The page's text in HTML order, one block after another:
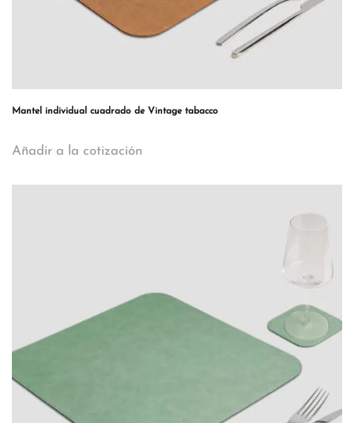
Mantel individual cuadrado de Vintage tabacco
Añadir a la cotización